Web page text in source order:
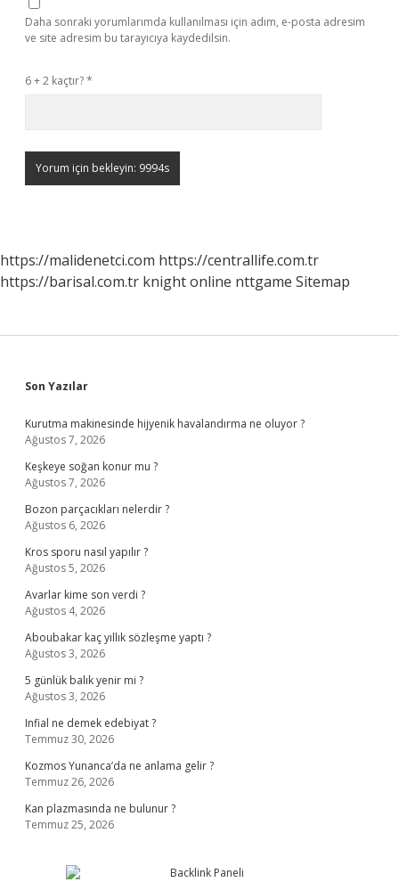
Daha sonraki yorumlarımda kullanılması için adım, e-posta adresim
ve site adresim bu tarayıcıya kaydedilsin.
6 + 2 kaçtır?*
https://malidenetci.com https://centrallife.com.tr
https://barisal.com.tr knight online nttgame Sitemap
Sidebar
Son Yazılar
Kurutma makinesinde hijyenik havalandırma ne oluyor ?
Ağustos 7, 2026
Keşkeye soğan konur mu ?
Ağustos 7, 2026
Bozon parçacıkları nelerdir ?
Ağustos 6, 2026
Kros sporu nasıl yapılır ?
Ağustos 5, 2026
Avarlar kime son verdi ?
Ağustos 4, 2026
Aboubakar kaç yıllık sözleşme yaptı ?
Ağustos 3, 2026
5 günlük balık yenir mi ?
Ağustos 3, 2026
Infial ne demek edebiyat ?
Temmuz 30, 2026
Kozmos Yunanca’da ne anlama gelir ?
Temmuz 26, 2026
Kan plazmasında ne bulunur ?
Temmuz 25, 2026